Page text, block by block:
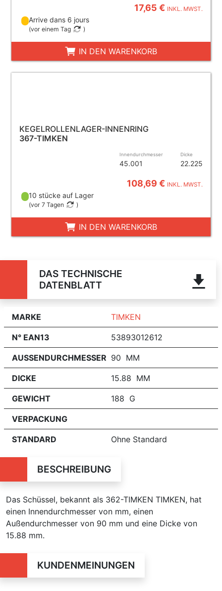
17,65 € INKL. MWST.
Arrive dans 6 jours
(vor einem Tag )
IN DEN WARENKORB
KEGELROLLENLAGER-INNENRING
367-TIMKEN
Innendurchmesser
45.001
Dicke
22.225
108,69 € INKL. MWST.
10 stücke auf Lager
(vor 7 Tagen )
IN DEN WARENKORB
DAS TECHNISCHE
DATENBLATT
MARKE TIMKEN
N° EAN13 53893012612
AUSSENDURCHMESSER 90 MM
DICKE 15.88 MM
GEWICHT 188 G
VERPACKUNG
STANDARD Ohne Standard
BESCHREIBUNG
Das Schüssel, bekannt als 362-TIMKEN TIMKEN, hat
einen Innendurchmesser von mm, einen
Außendurchmesser von 90 mm und eine Dicke von
15.88 mm.
KUNDENMEINUNGEN